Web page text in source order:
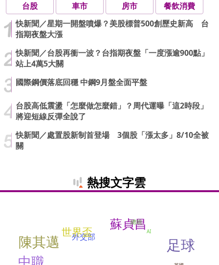
台股 車市 房市
餐飲消費
快新聞／星期一開盤噴爆？美股標普500創歷史新高 台
指期夜盤大漲
快新聞／台股再衝一波？台指期夜盤「一度漲逾900點」
站上4萬5大關
國際鋼價落底回穩 中鋼9月盤全面平盤
台股高低震盪「怎麼做怎麼錯」？周代運曝「這2時段」
將迎短線反彈全說了
快新聞／處置股新制首登場 3個股「漲太多」8/10全被
關
熱搜文字雲
蘇貞昌
中職
外交部
總統
AI
世界盃
陳其邁
足球